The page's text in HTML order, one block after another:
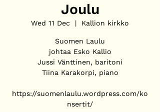
Joulu
Wed 11 Dec
  |
Kallion kirkko
Suomen Laulu
johtaa Esko Kallio
Jussi Vänttinen, baritoni
Tiina Karakorpi, piano
https://suomenlaulu.wordpress.com/ko
nsertit/